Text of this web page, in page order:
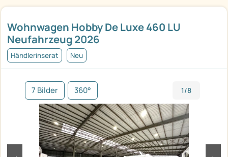
Wohnwagen Hobby De Luxe 460 LU
Neufahrzeug 2026
Händlerinserat Neu
7 Bilder 360° 1/8